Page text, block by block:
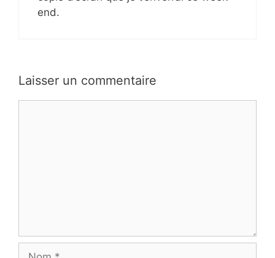
end.
Laisser un commentaire
Nom